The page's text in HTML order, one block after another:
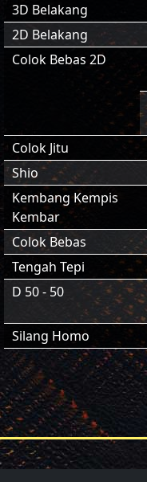
3D Belakang
2D Belakang
Colok Bebas 2D
Colok Jitu
Shio
Kembang Kempis
Kembar
Colok Bebas
Tengah Tepi
D 50 - 50
Silang Homo